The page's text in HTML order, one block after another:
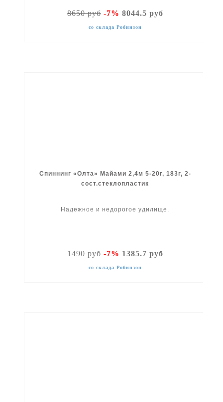
8650 руб-7% 8044.5 руб
со склада Робинзон
Спиннинг «Олта» Майами 2,4м 5-20г, 183г, 2-
сост.стеклопластик
Надежное и недорогое удилище.
1490 руб-7% 1385.7 руб
со склада Робинзон